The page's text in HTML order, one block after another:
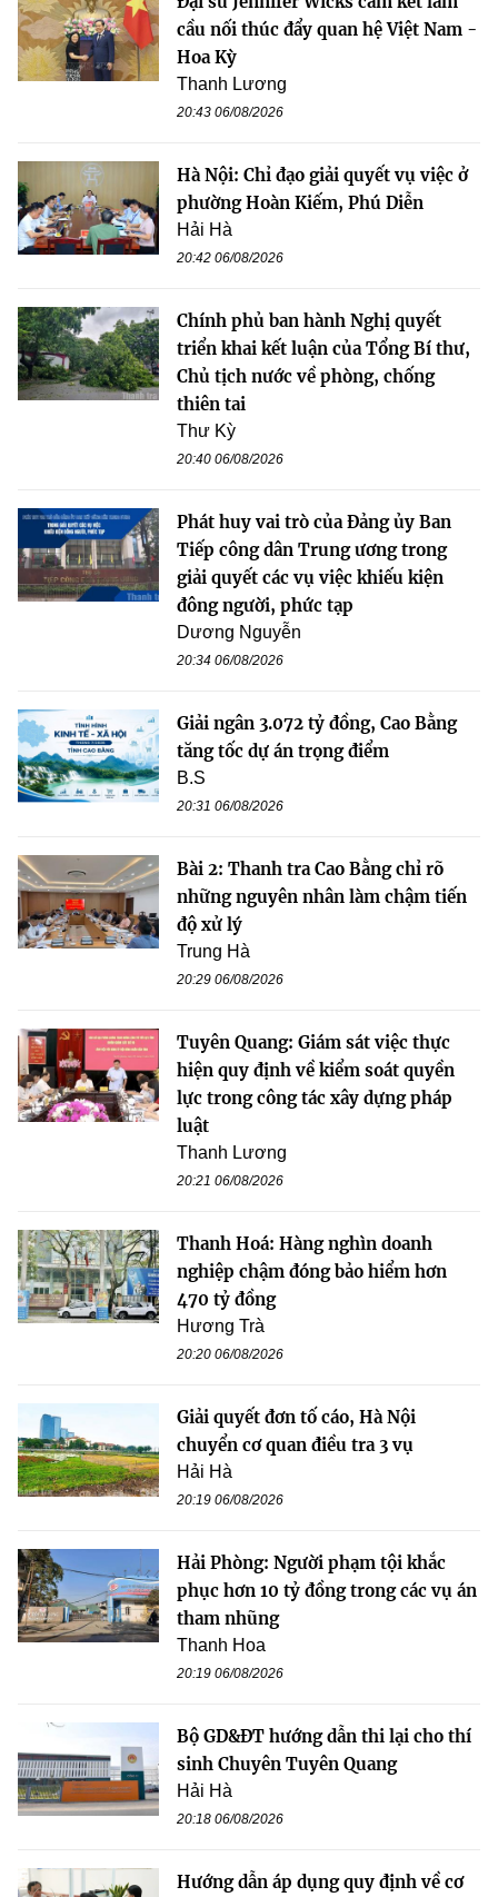
cầu nối thúc đẩy quan hệ Việt Nam -
Hoa Kỳ
Thanh Lương
20:43 06/08/2026
Hà Nội: Chỉ đạo giải quyết vụ việc ở
phường Hoàn Kiếm, Phú Diễn
Hải Hà
20:42 06/08/2026
Chính phủ ban hành Nghị quyết
triển khai kết luận của Tổng Bí thư,
Chủ tịch nước về phòng, chống
thiên tai
Thư Kỳ
20:40 06/08/2026
Phát huy vai trò của Đảng ủy Ban
Tiếp công dân Trung ương trong
giải quyết các vụ việc khiếu kiện
đông người, phức tạp
Dương Nguyễn
20:34 06/08/2026
Giải ngân 3.072 tỷ đồng, Cao Bằng
tăng tốc dự án trọng điểm
B.S
20:31 06/08/2026
Bài 2: Thanh tra Cao Bằng chỉ rõ
những nguyên nhân làm chậm tiến
độ xử lý
Trung Hà
20:29 06/08/2026
Tuyên Quang: Giám sát việc thực
hiện quy định về kiểm soát quyền
lực trong công tác xây dựng pháp
luật
Thanh Lương
20:21 06/08/2026
Thanh Hoá: Hàng nghìn doanh
nghiệp chậm đóng bảo hiểm hơn
470 tỷ đồng
Hương Trà
20:20 06/08/2026
Giải quyết đơn tố cáo, Hà Nội
chuyển cơ quan điều tra 3 vụ
Hải Hà
20:19 06/08/2026
Hải Phòng: Người phạm tội khắc
phục hơn 10 tỷ đồng trong các vụ án
tham nhũng
Thanh Hoa
20:19 06/08/2026
Bộ GD&ĐT hướng dẫn thi lại cho thí
sinh Chuyên Tuyên Quang
Hải Hà
20:18 06/08/2026
Hướng dẫn áp dụng quy định về cơ